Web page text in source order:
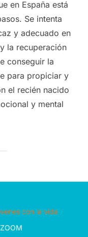
en España está
Se intenta
y adecuado en
la recuperación
conseguir la
para propiciar y
el recién nacido
y mental
con la vida